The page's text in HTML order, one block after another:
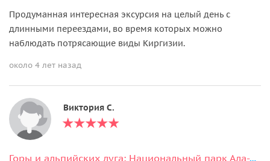
Продуманная интересная эксурсия на целый день с
длинными переездами, во время которых можно
наблюдать потрясающие виды Киргизии.
около 4 лет назад
Виктория С.
Горы и альпийских луга: Национальный парк Ала-Арча и мост ущелья Чункурчак